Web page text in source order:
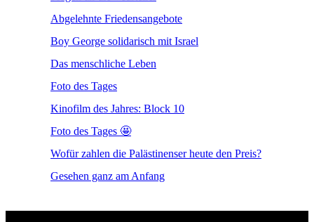
Abgelehnte Friedensangebote
Boy George solidarisch mit Israel
Das menschliche Leben
Foto des Tages
Kinofilm des Jahres: Block 10
Foto des Tages 🤩
Wofür zahlen die Palästinenser heute den Preis?
Gesehen ganz am Anfang